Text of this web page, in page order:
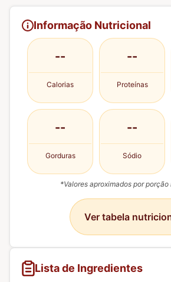
Informação Nutricional
--
Calorias
--
Proteínas
--
Gorduras
--
Sódio
*Valores aproximados por
Ver tabela
Lista de Ingredientes